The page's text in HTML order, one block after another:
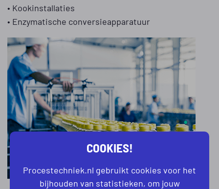
• Kookinstallaties
• Enzymatische conversieapparatuur
COOKIES!
Procestechniek.nl gebruikt cookies voor het
bijhouden van statistieken, om jouw